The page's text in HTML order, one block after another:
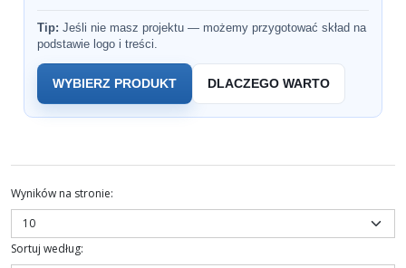
Tip: Jeśli nie masz projektu — możemy przygotować skład na
podstawie logo i treści.
WYBIERZ PRODUKT DLACZEGO WARTO
Wyników na stronie:
Sortuj według: